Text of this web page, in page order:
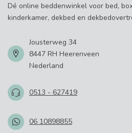
Dé online beddenwinkel voor bed,
kinderkamer, dekbed en
Jousterweg 34
8447 RH Heerenveen
Nederland
0513 - 627419
06 10898855